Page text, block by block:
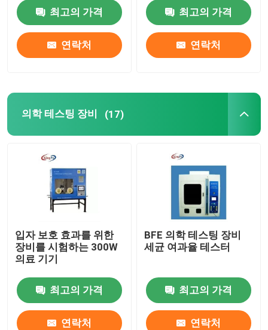
공장 여행
연락주세요
IEC 시험 장비
진입 보호 시험 장비
인화성 시험 장비
최고의 가격
연락처
최고의 가격
연락처
의학 테스팅 장비 (17)
입자 보호 효과를 위한
장비를 시험하는 300W
의료 기기
최고의 가격
연락처
BFE 의학 테스팅 장비
세균 여과율 테스터
최고의 가격
연락처